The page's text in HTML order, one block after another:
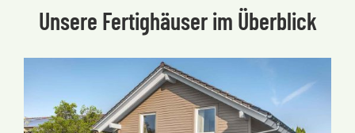
Unsere Fertighäuser im Überblick